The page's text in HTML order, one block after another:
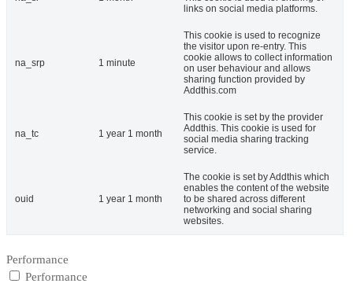
links on social media platforms.
na_srp 1 minute
This cookie is used to recognize
the visitor upon re-entry. This
cookie allows to collect information
on user behaviour and allows
sharing function provided by
Addthis.com
na_tc 1 year 1 month
This cookie is set by the provider
Addthis. This cookie is used for
social media sharing tracking
service.
ouid 1 year 1 month
The cookie is set by Addthis which
enables the content of the website
to be shared across different
networking and social sharing
websites.
Performance
Performance